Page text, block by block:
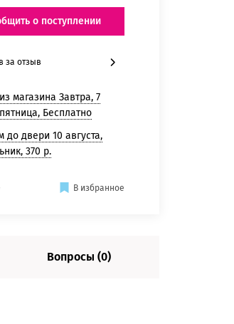
о поступлении
за отзыв
магазина Завтра, 7
Бесплатно
до двери 10 августа,
370 р.
В избранное
Вопросы (0)